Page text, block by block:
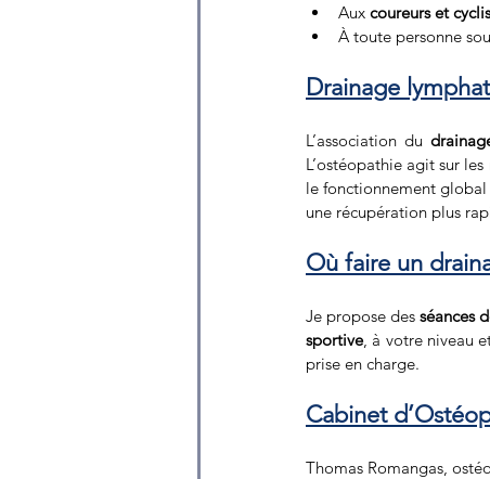
Aux coureurs et
À toute personne
Drainage
L’association du
L’ostéopathie agit sur
le fonctionnement
une récupération plus
Où faire un
Je propose des séances
sportive, à votre niveau
prise en charge.
Cabinet
Thomas Romangas,